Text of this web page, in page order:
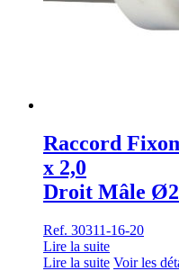
Raccord
x 2,0
Droit Mâle
Ref. 30311-16-20
Lire la suite
Lire la suite Voir les